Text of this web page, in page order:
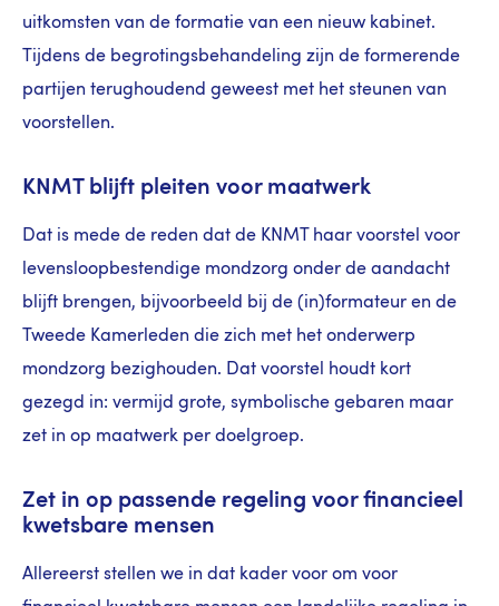
uitkomsten van de formatie van een nieuw kabinet.
Tijdens de begrotingsbehandeling zijn de formerende
partijen terughoudend geweest met het steunen van
voorstellen.
KNMT blijft pleiten voor maatwerk
Dat is mede de reden dat de KNMT haar voorstel voor
levensloopbestendige mondzorg onder de aandacht
blijft brengen, bijvoorbeeld bij de (in)formateur en de
Tweede Kamerleden die zich met het onderwerp
mondzorg bezighouden. Dat voorstel houdt kort
gezegd in: vermijd grote, symbolische gebaren maar
zet in op maatwerk per doelgroep.
Zet in op passende regeling voor financieel
kwetsbare mensen
Allereerst stellen we in dat kader voor om voor